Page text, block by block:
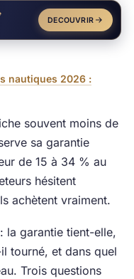
DECOUVRIR
nautiques 2026 :
souvent moins de
sa garantie
de 15 à 34 % au
hésitent
achètent vraiment.
la garantie tient-elle,
tourné, et dans quel
Trois questions